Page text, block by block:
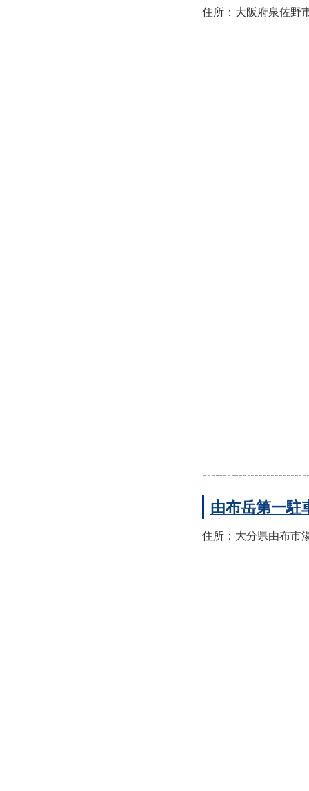
住所：大阪府泉佐野
由布岳第一駐
住所：大分県由布市